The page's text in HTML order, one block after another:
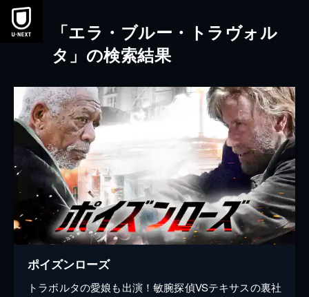
本文へスキップ
「エラ・ブルー・トラヴォル
タ」の検索結果
ポイズンローズ
トラボルタの愛娘も出演！敏腕探偵VSテキサスの裏社